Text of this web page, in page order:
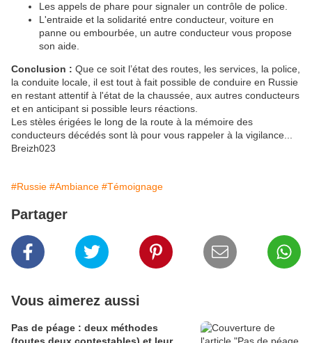
Les appels de phare pour signaler un contrôle de police.
L'entraide et la solidarité entre conducteur, voiture en
panne ou embourbée, un autre conducteur vous propose
son aide.
Conclusion : Que ce soit l’état des routes, les services, la police,
la conduite locale, il est tout à fait possible de conduire en Russie
en restant attentif à l'état de la chaussée, aux autres conducteurs
et en anticipant si possible leurs réactions.
Les stèles érigées le long de la route à la mémoire des
conducteurs décédés sont là pour vous rappeler à la vigilance...
Breizh023
#Russie #Ambiance #Témoignage
Partager
Vous aimerez aussi
Pas de péage : deux méthodes